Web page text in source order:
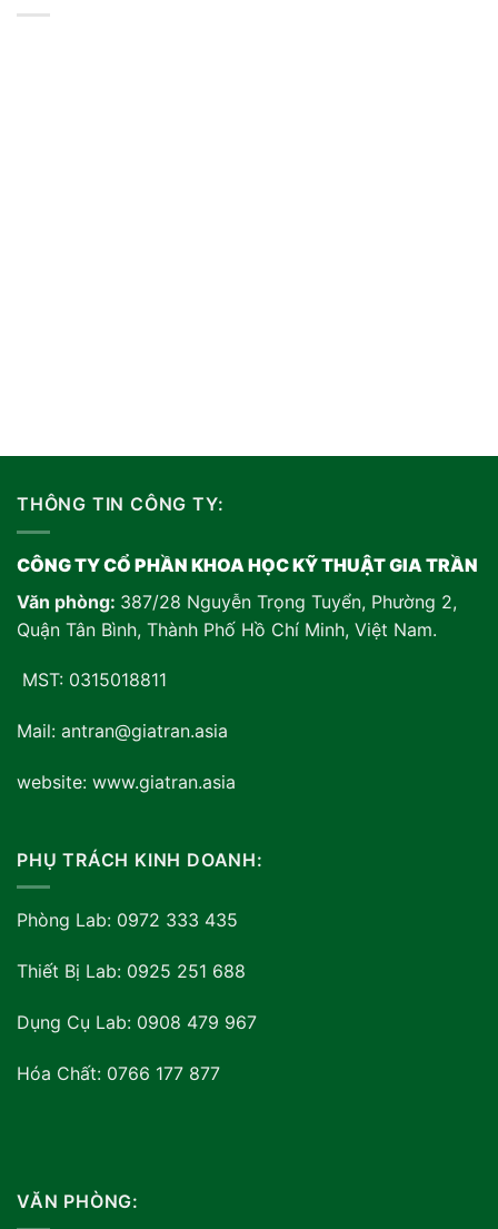
THÔNG TIN CÔNG TY:
CÔNG TY CỔ PHẦN KHOA HỌC KỸ THUẬT GIA TRẦN
Văn phòng: 387/28 Nguyễn Trọng Tuyển, Phường 2,
Quận Tân Bình, Thành Phố Hồ Chí Minh, Việt Nam.
MST: 0315018811
Mail: antran@giatran.asia
website: www.giatran.asia
PHỤ TRÁCH KINH DOANH:
Phòng Lab: 0972 333 435
Thiết Bị Lab: 0925 251 688
Dụng Cụ Lab: 0908 479 967
Hóa Chất: 0766 177 877
VĂN PHÒNG: